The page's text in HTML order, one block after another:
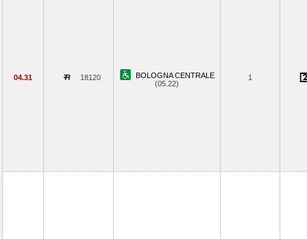
04.31 18120
BOLOGNA CENTRALE
(05.22)
1